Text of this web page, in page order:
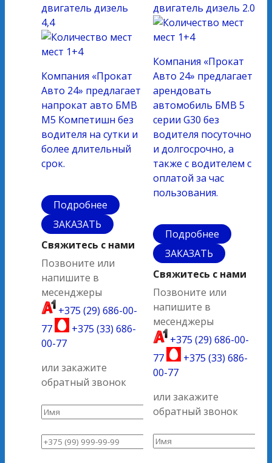
двигатель дизель
4,4
мест 1+4
Компания «Прокат
Авто 24» предлагает
напрокат авто БМВ
М5 Компетишн без
водителя на сутки и
более длительный
срок.
Подробнее
ЗАКАЗАТЬ
Свяжитесь с нами
Позвоните или
напишите в
месенджеры
+375 (29) 686-00-
77
+375 (33) 686-
00-77
или закажите
обратный звонок
двигатель дизель 2.0
мест 1+4
Компания «Прокат
Авто 24» предлагает
арендовать
автомобиль БМВ 5
серии G30 без
водителя посуточно
и долгосрочно, а
также с водителем с
оплатой за час
пользования.
Подробнее
ЗАКАЗАТЬ
Свяжитесь с нами
Позвоните или
напишите в
месенджеры
+375 (29) 686-00-
77
+375 (33) 686-
00-77
или закажите
обратный звонок